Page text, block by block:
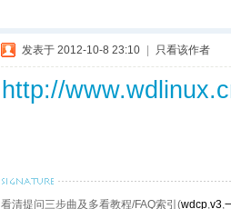
发表于 2012-10-8 23:10 只看该作者
http://
看清提问三步曲及多看教程/FAQ索引(wdcp,v3,